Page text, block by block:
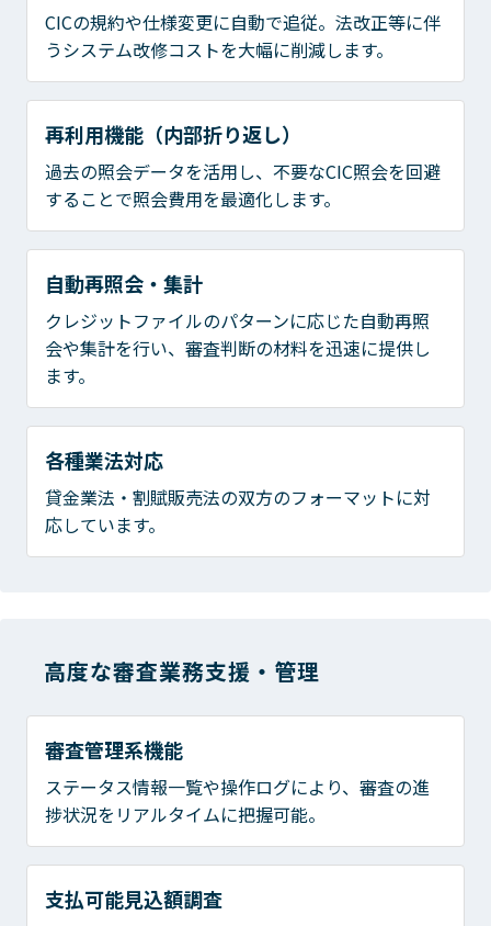
CICの規約や仕様変更に自動で追従。法改正等に伴
うシステム改修コストを大幅に削減します。
再利用機能（内部折り返し）
過去の照会データを活用し、不要なCIC照会を回避
することで照会費用を最適化します。
自動再照会・集計
クレジットファイルのパターンに応じた自動再照
会や集計を行い、審査判断の材料を迅速に提供し
ます。
各種業法対応
貸金業法・割賦販売法の双方のフォーマットに対
応しています。
高度な審査業務支援・管理
審査管理系機能
ステータス情報一覧や操作ログにより、審査の進
捗状況をリアルタイムに把握可能。
支払可能見込額調査